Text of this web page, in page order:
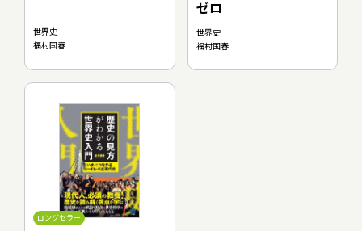
世界史
福村国春
ゼロ
世界史
福村国春
ロングセラー